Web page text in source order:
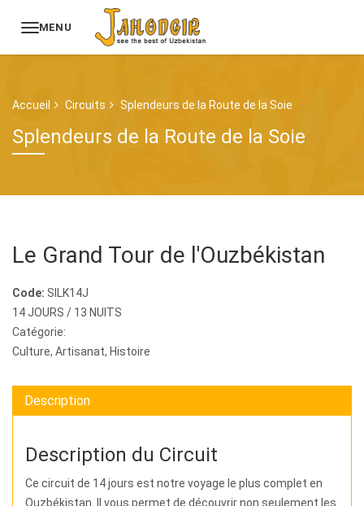
MENU
Accueil Circuits Splendeurs de la Route de la Soie
Splendeurs de la Route de la Soie
Le Grand Tour de l'Ouzbékistan
Code: SILK14J
14 JOURS / 13 NUITS
Catégorie:
Culture, Artisanat, Histoire
Description
Description du Circuit
Ce circuit de 14 jours est notre voyage le plus complet en
Ouzbékistan. Il vous permet de découvrir non seulement les